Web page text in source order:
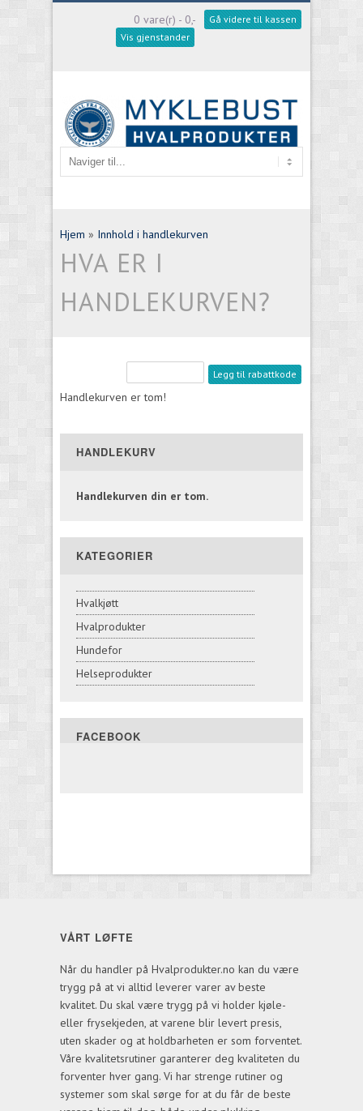
0 vare(r) - 0,-
Gå videre til kassen
Vis gjenstander
Hjem » Innhold i handlekurven
HVA ER I
HANDLEKURVEN?
Legg til rabattkode
Handlekurven er tom!
HANDLEKURV
Handlekurven din er tom.
KATEGORIER
Hvalkjøtt
Hvalprodukter
Hundefor
Helseprodukter
FACEBOOK
VÅRT LØFTE
Når du handler på Hvalprodukter.no kan du være
trygg på at vi alltid leverer varer av beste
kvalitet. Du skal være trygg på vi holder kjøle-
eller frysekjeden, at varene blir levert presis,
uten skader og at holdbarheten er som forventet.
Våre kvalitetsrutiner garanterer deg kvaliteten du
forventer hver gang. Vi har strenge rutiner og
systemer som skal sørge for at du får de beste